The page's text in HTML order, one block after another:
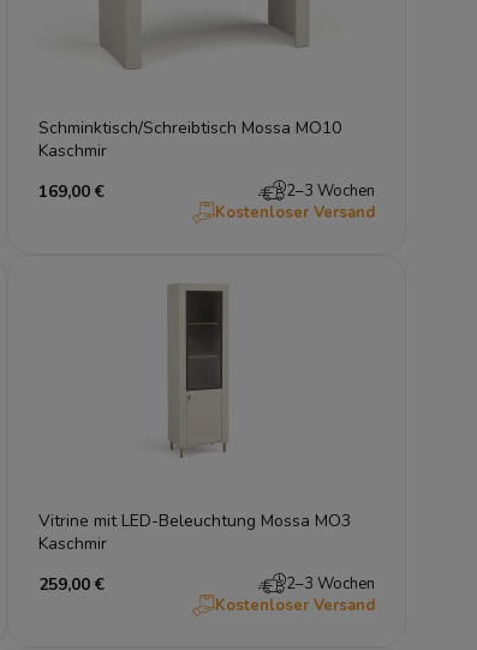
Schminktisch/Schreibtisch Mossa MO10
Kaschmir
169,00 €
2–3 Wochen
Kostenloser Versand
Vitrine mit LED-Beleuchtung Mossa MO3
Kaschmir
259,00 €
2–3 Wochen
Kostenloser Versand